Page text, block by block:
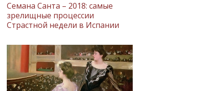
Семана Санта – 2018: самые
зрелищные процессии
Страстной недели в Испании